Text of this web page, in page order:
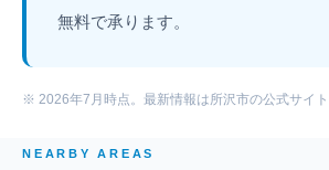
無料で承ります。
※ 2026年7月時点。最新情報は所沢市の公式サイト
NEARBY AREAS